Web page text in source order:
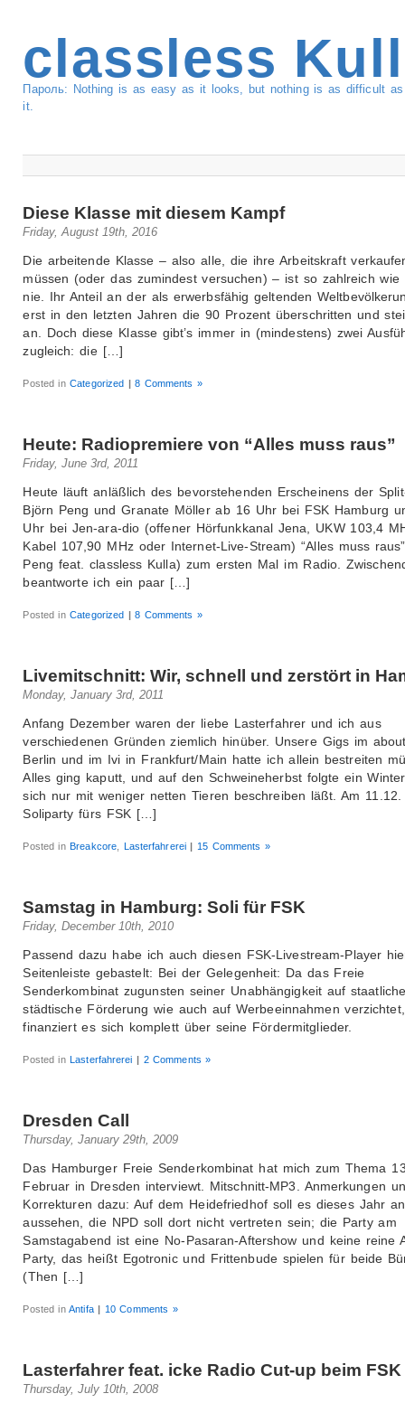
classless
Пароль: Nothing is as easy as it looks, but nothing is as difficult
it.
Diese Klasse mit diesem Kampf
Friday, August 19th, 2016
Die arbeitende Klasse – also alle, die ihre Arbeitskraft
müssen (oder das zumindest versuchen) – ist so zahlreich wie
nie. Ihr Anteil an der als erwerbsfähig geltenden
erst in den letzten Jahren die 90 Prozent überschritten und
an. Doch diese Klasse gibt’s immer in (mindestens) zwei
zugleich: die […]
Posted inCategorized | 8 Comments »
Heute: Radiopremiere von “Alles muss raus”
Friday, June 3rd, 2011
Heute läuft anläßlich des bevorstehenden Erscheinens der
Björn Peng und Granate Möller ab 16 Uhr bei FSK Hamburg
Uhr bei Jen-ara-dio (offener Hörfunkkanal Jena, UKW 103,4
Kabel 107,90 MHz oder Internet-Live-Stream) “Alles muss
Peng feat. classless Kulla) zum ersten Mal im Radio.
beantworte ich ein paar […]
Posted inCategorized | 8 Comments »
Livemitschnitt: Wir, schnell und zerstört in
Monday, January 3rd, 2011
Anfang Dezember waren der liebe Lasterfahrer und ich aus
verschiedenen Gründen ziemlich hinüber. Unsere Gigs im
Berlin und im Ivi in Frankfurt/Main hatte ich allein bestreiten
Alles ging kaputt, und auf den Schweineherbst folgte ein
sich nur mit weniger netten Tieren beschreiben läßt. Am
Soliparty fürs FSK […]
Posted inBreakcore Lasterfahrerei | 15 Comments »
Samstag in Hamburg: Soli für FSK
Friday, December 10th, 2010
Passend dazu habe ich auch diesen FSK-Livestream-Player
Seitenleiste gebastelt: Bei der Gelegenheit: Da das Freie
Senderkombinat zugunsten seiner Unabhängigkeit auf
städtische Förderung wie auch auf Werbeeinnahmen verzichtet,
finanziert es sich komplett über seine Fördermitglieder.
Posted inLasterfahrerei | 2 Comments »
Dresden Call
Thursday, January 29th, 2009
Das Hamburger Freie Senderkombinat hat mich zum Thema
Februar in Dresden interviewt. Mitschnitt-MP3. Anmerkungen
Korrekturen dazu: Auf dem Heidefriedhof soll es dieses Jahr
aussehen, die NPD soll dort nicht vertreten sein; die Party am
Samstagabend ist eine No-Pasaran-Aftershow und keine reine
Party, das heißt Egotronic und Frittenbude spielen für beide
(Then […]
Posted inAntifa | 10 Comments »
Lasterfahrer feat. icke Radio Cut-up beim FSK
Thursday, July 10th, 2008